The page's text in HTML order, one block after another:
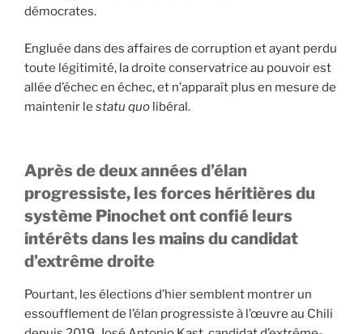
démocrates.
Engluée dans des affaires de corruption et ayant perdu
toute légitimité, la droite conservatrice au pouvoir est
allée d’échec en échec, et n’apparaît plus en mesure de
maintenir le statu quo libéral.
Après de deux années d’élan
progressiste, les forces héritières du
système Pinochet ont confié leurs
intérêts dans les mains du candidat
d’extrême droite
Pourtant, les élections d’hier semblent montrer un
essoufflement de l’élan progressiste à l’œuvre au Chili